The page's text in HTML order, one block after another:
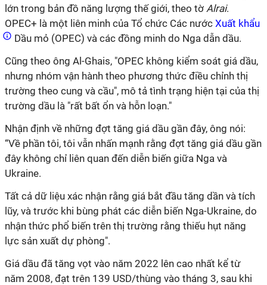
lớn trong bản đồ năng lượng thế giới, theo tờ Alrai.
OPEC+ là một liên minh của Tổ chức Các nước Xuất khẩu
Dầu mỏ (OPEC) và các đồng minh do Nga dẫn dầu.
Cũng theo ông Al-Ghais, "OPEC không kiểm soát giá dầu,
nhưng nhóm vận hành theo phương thức điều chỉnh thị
trường theo cung và cầu", mô tả tình trạng hiện tại của thị
trường dầu là "rất bất ổn và hỗn loạn."
Nhận định về những đợt tăng giá dầu gần đây, ông nói:
“Về phần tôi, tôi vẫn nhấn mạnh rằng đợt tăng giá dầu gần
đây không chỉ liên quan đến diễn biến giữa Nga và
Ukraine.
Tất cả dữ liệu xác nhận rằng giá bắt đầu tăng dần và tích
lũy, và trước khi bùng phát các diễn biến Nga-Ukraine, do
nhận thức phổ biến trên thị trường rằng thiếu hụt năng
lực sản xuất dự phòng".
Giá dầu đã tăng vọt vào năm 2022 lên cao nhất kể từ
năm 2008, đạt trên 139 USD/thùng vào tháng 3, sau khi